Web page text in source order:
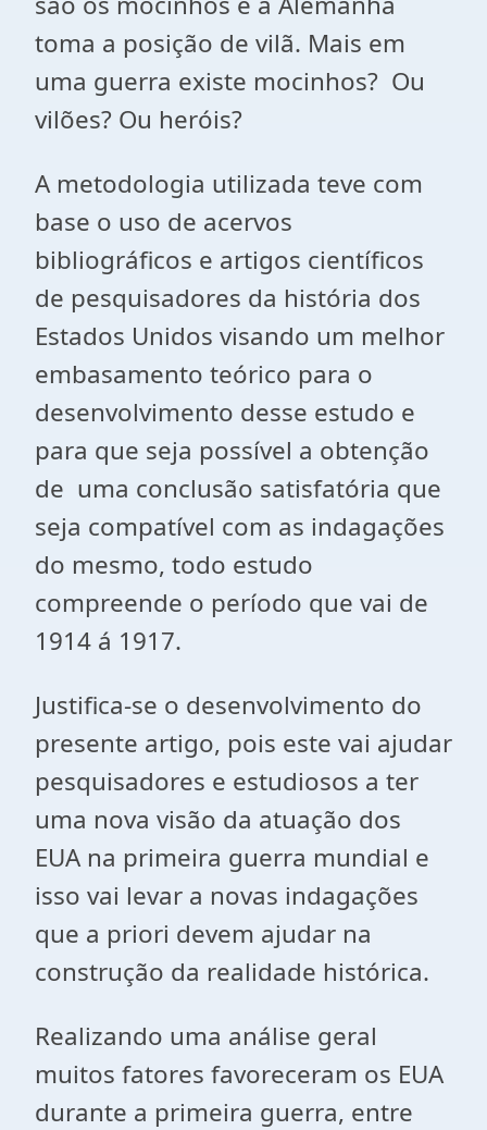
toma a posição de vilã. Mais em
uma guerra existe mocinhos? Ou
vilões? Ou heróis?
A metodologia utilizada teve com
base o uso de acervos
bibliográficos e artigos científicos
de pesquisadores da história dos
Estados Unidos visando um melhor
embasamento teórico para o
desenvolvimento desse estudo e
para que seja possível a obtenção
de uma conclusão satisfatória que
seja compatível com as indagações
do mesmo, todo estudo
compreende o período que vai de
1914 á 1917.
Justifica-se o desenvolvimento do
presente artigo, pois este vai ajudar
pesquisadores e estudiosos a ter
uma nova visão da atuação dos
EUA na primeira guerra mundial e
isso vai levar a novas indagações
que a priori devem ajudar na
construção da realidade histórica.
Realizando uma análise geral
muitos fatores favoreceram os EUA
durante a primeira guerra, entre